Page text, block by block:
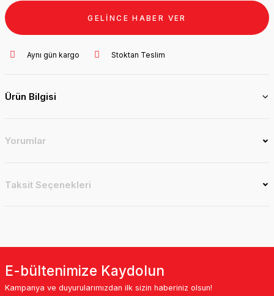
GELİNCE HABER VER
Aynı gün kargo Stoktan Teslim
Ürün Bilgisi
Yorumlar
Taksit Seçenekleri
E-bültenimize Kaydolun
Kampanya ve duyurularımızdan ilk sizin haberiniz olsun!